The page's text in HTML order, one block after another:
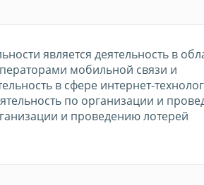
является деятельность в
мобильной связи и
в сфере интернет-
по организации и
и проведению лотерей